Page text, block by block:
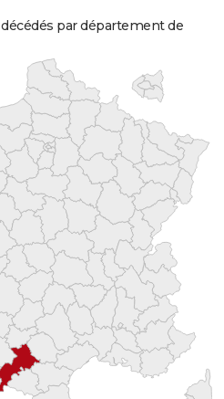
par département de